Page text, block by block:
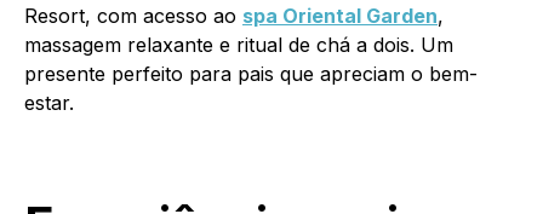
Resort, com acesso ao spa Oriental Garden,
massagem relaxante e ritual de chá a dois. Um
presente perfeito para pais que apreciam o bem-
estar.